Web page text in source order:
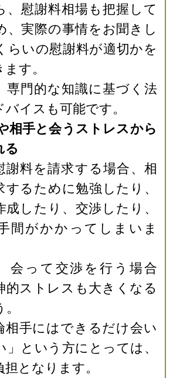
、慰謝料相場も把握して
、実際の事情をお聞きし
らいの慰謝料が適切かを
す。
専門的な知識に基づく法
バイスも可能です。
相手と会うストレスから
る
謝料を請求する場合、相
するために勉強したり、
成したり、交渉したり、
間がかかってしまいま
会って交渉を行う場合
的ストレスも大きくなる
相手にはできるだけ会い
」という方にとっては、
となります。